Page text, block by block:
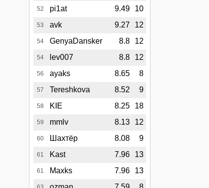
52 pi1at 9.49 10
53 avk 9.27 12
54 GenyaDansker 8.8 12
54 lev007 8.8 12
56 ayaks 8.65 8
57 Tereshkova 8.52 9
58 KIE 8.25 18
59 mmlv 8.13 12
60 Шахтёр 8.08 9
61 Kast 7.96 13
61 Maxks 7.96 13